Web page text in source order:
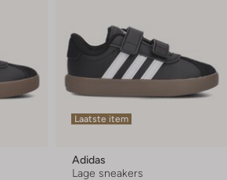
Laatste item
Adidas
Lage sneakers